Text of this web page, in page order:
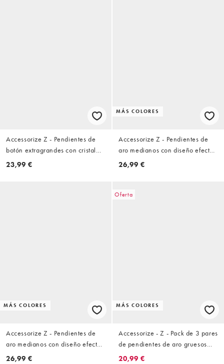
Accessorize Z - Pendientes de
botón extragrandes con cristal
chapados en oro de 14 quilates
23,99 €
MÁS COLORES
Accessorize Z - Pendientes de
aro medianos con diseño efecto
fundido chapados en oro de
26,99 €
MÁS COLORES
Accessorize Z - Pendientes de
aro medianos con diseño efecto
fundido chapados en plata
26,99 €
Oferta
MÁS COLORES
Accessorize - Z - Pack de 3 pares
de pendientes de aro gruesos
chapados en plata
20,99 €